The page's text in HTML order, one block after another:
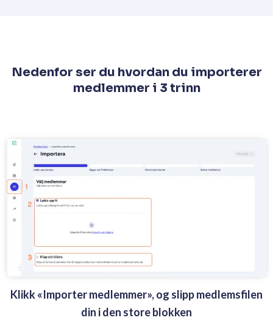
Nedenfor ser du hvordan du importerer
medlemmer i 3 trinn
Klikk «Importer medlemmer», og slipp medlemsfilen
din i den store blokken